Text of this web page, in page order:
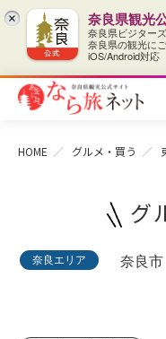
× 奈良県観光
奈良県ビジター
奈良県の観光に
iOS/Android対応
HOME グルメ・買う
グ
奈良エリア 奈良市